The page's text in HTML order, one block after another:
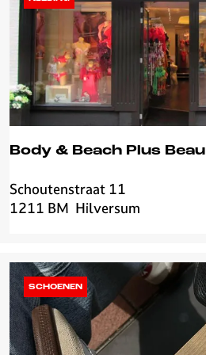
n
b
a
l
Body & Beach Plus Beau
B
o
&
B
e
a
c
Schoutenstraat 11
1211 BM Hilversum
SCHOENEN